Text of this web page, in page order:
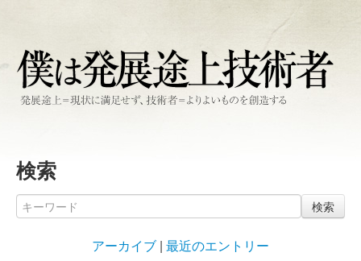
検索
検索
アーカイブ | 最近のエントリー